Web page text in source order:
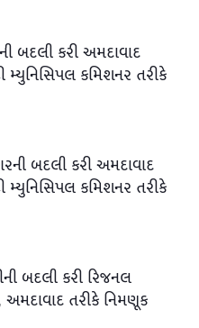
બદલી કરી અમદાવાદ
મ્યુનિસિપલ કમિશનર તરીકે
બદલી કરી અમદાવાદ
મ્યુનિસિપલ કમિશનર તરીકે
બદલી કરી રિજનલ
તરીકે નિમણૂક